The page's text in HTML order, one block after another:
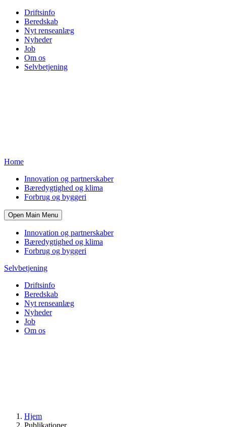
Driftsinfo
Beredskab
Nyt renseanlæg
Nyheder
Job
Om os
Selvbetjening
Home
Innovation og partnerskaber
Bæredygtighed og klima
Forbrug og byggeri
Open Main Menu
Innovation og partnerskaber
Bæredygtighed og klima
Forbrug og byggeri
Selvbetjening
Driftsinfo
Beredskab
Nyt renseanlæg
Nyheder
Job
Om os
Hjem
Publikationer